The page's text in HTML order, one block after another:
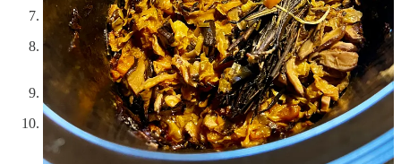
Elimina la piel y la grasa del solomillo. Añade sal y pimienta.
Introduce la sonda del termómetro en el corazón del solomillo
a lo largo.
Ajusta 70ºC en el termómetro. Pon el solomillo sobre la salsa.
Cuando el termómetro avise de que se ha alcanzado la
temperatura, apaga el slow cooker, abre la tapa y deja que se
temple dentro.